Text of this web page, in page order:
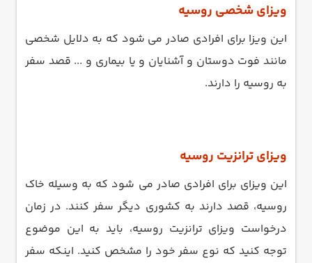
ویزای شخصی روسیه
این ویزا برای افرادی صادر می شود که به دلایل شخصی
مانند فوت دوستان و آشنایان و یا بیماری و ... قصد سفر
به روسیه را دارند.
ویزای ترانزیت روسیه
این ویزای برای افرادی صادر می شود که به وسیله خاک
روسیه، قصد دارند به کشوری دیگر سفر کنند. در زمان
درخواست ویزای ترانزیت روسیه، باید به این موضوع
توجه کنید که نوع سفر خود را مشخص کنید. اینکه سفر